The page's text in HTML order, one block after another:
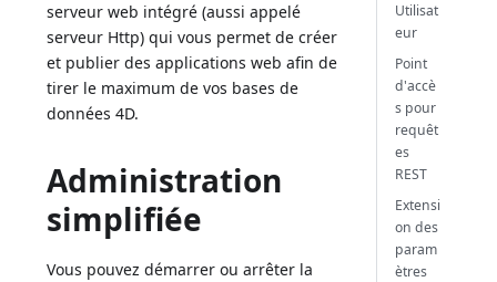
serveur web intégré (aussi appelé
serveur Http) qui vous permet de créer
et publier des applications web afin de
tirer le maximum de vos bases de
données 4D.
Administration
simplifiée
Vous pouvez démarrer ou arrêter la
Utilisat
eur
Point
d'accè
s pour
requêt
es
REST
Extensi
on des
param
ètres